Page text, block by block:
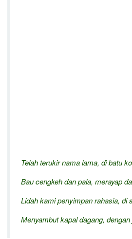
Telah terukir nama lama, di batu
Bau cengkeh dan pala, merayap
Lidah kami penyimpan rahasia, di
Menyambut kapal dagang, dengan